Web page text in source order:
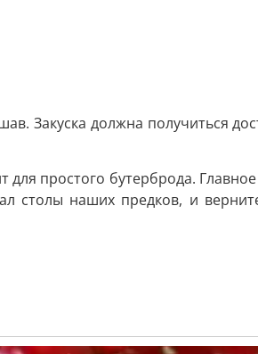
Закуска должна получиться
для простого бутерброда.
столы наших предков, и